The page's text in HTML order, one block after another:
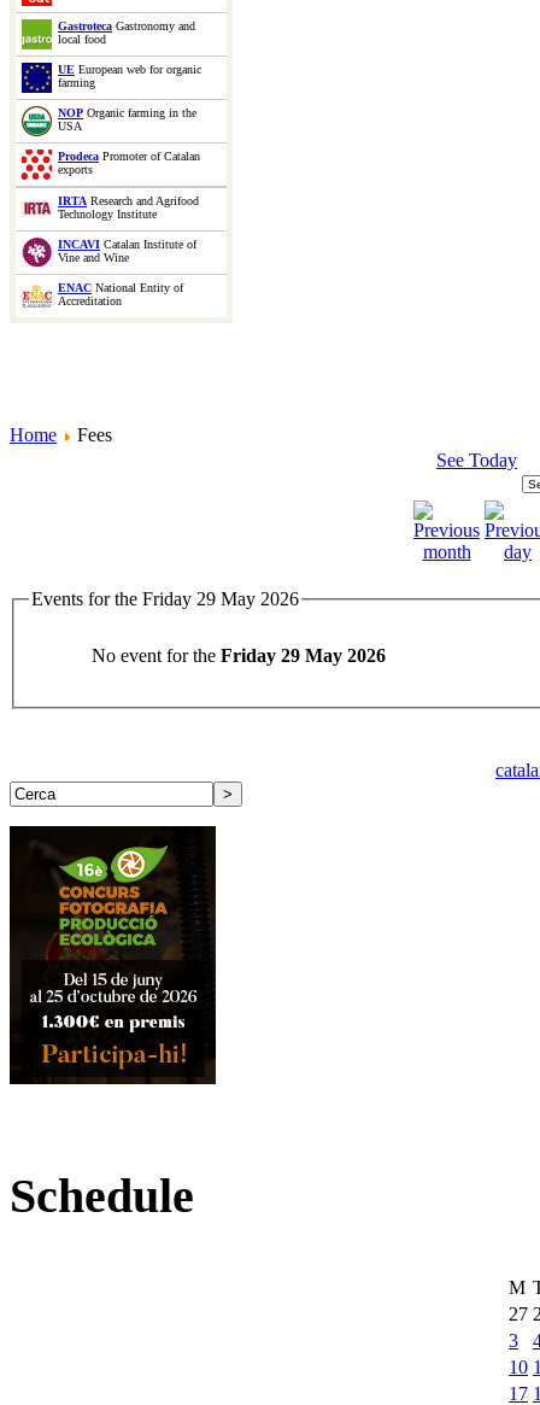
Gastroteca Gastronomy and
local food
UE European web for organic
farming
NOP Organic farming in the
USA
Prodeca Promoter of Catalan
exports
IRTA Research and Agrifood
Technology Institute
INCAVI Catalan Institute of
Vine and Wine
ENAC National Entity of
Accreditation
Home
Fees
See Today
Events for the Friday 29 May 2026
No event for the Friday 29 May 2026
Schedule
M
27
3
10
17